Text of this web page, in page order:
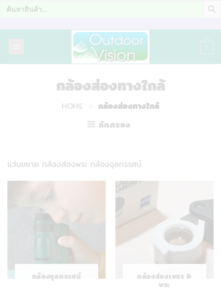
Search
for:
กล้องส่องทางใกล้
HOME
กล้องส่องทางใกล้
คัดกรอง
แว่นขยาย กล้องส่องพระ กล้องจุลทรรศน์
กล้องจุลทรรศน์ กล้องส่องเพชร &
พระ